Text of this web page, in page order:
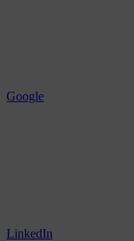
Google
LinkedIn